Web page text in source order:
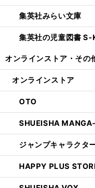
集英社みらい文庫
集英社の児童図書
オンラインストア・ その
オンラインストア
OTO
SHUEISHA
ジャンプキャラクタ
HAPPY PLUS